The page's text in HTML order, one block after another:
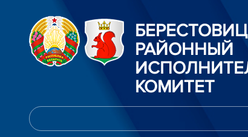
РАЙОННЫЙ
КОМИТЕТ